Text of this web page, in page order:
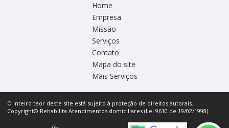
Home
Empresa
Missão
Serviços
Contato
Mapa do site
Mais Serviços
O inteiro teor deste site está sujeito à proteção de direitos autorais.
Copyright© Rehabilita Atendimentos domiciliares (Lei 9610 de 19/02/1998)